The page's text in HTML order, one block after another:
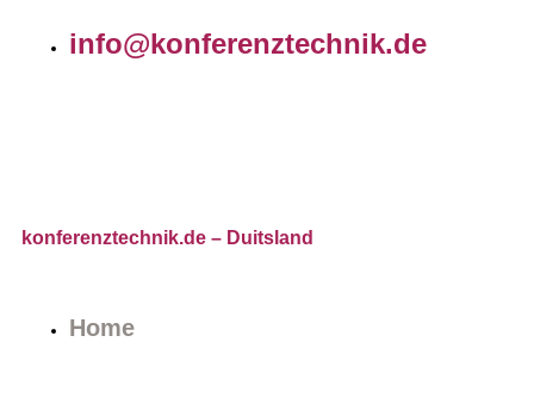
info@konferenztechnik.de
konferenztechnik.de – Duitsland
Home